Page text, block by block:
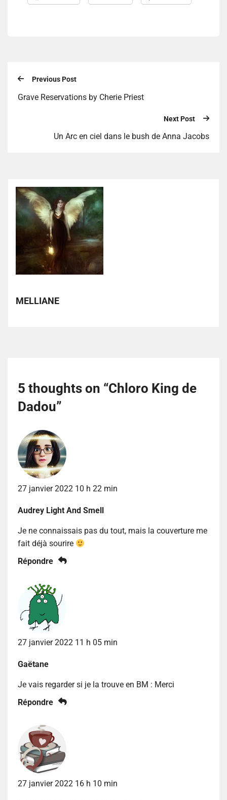
Previous Post
Grave Reservations by Cherie Priest
Next Post
Un Arc en ciel dans le bush de Anna Jacobs
MELLIANE
5 thoughts on “Chloro King de
Dadou”
27 janvier 2022 10 h 22 min
Audrey Light And Smell
Je ne connaissais pas du tout, mais la couverture me
fait déjà sourire
Répondre
27 janvier 2022 11 h 05 min
Gaëtane
Je vais regarder si je la trouve en BM : Merci
Répondre
27 janvier 2022 16 h 10 min